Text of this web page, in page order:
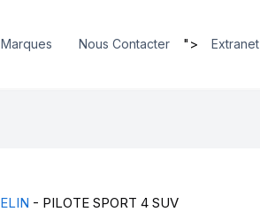
Marques Nous Contacter "> Extranet
- PILOTE SPORT 4 SUV